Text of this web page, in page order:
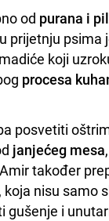
od purana i
prijetnju psima
koji
procesa
posvetiti
janjećeg mesa
također
nisu samo
gušenje i